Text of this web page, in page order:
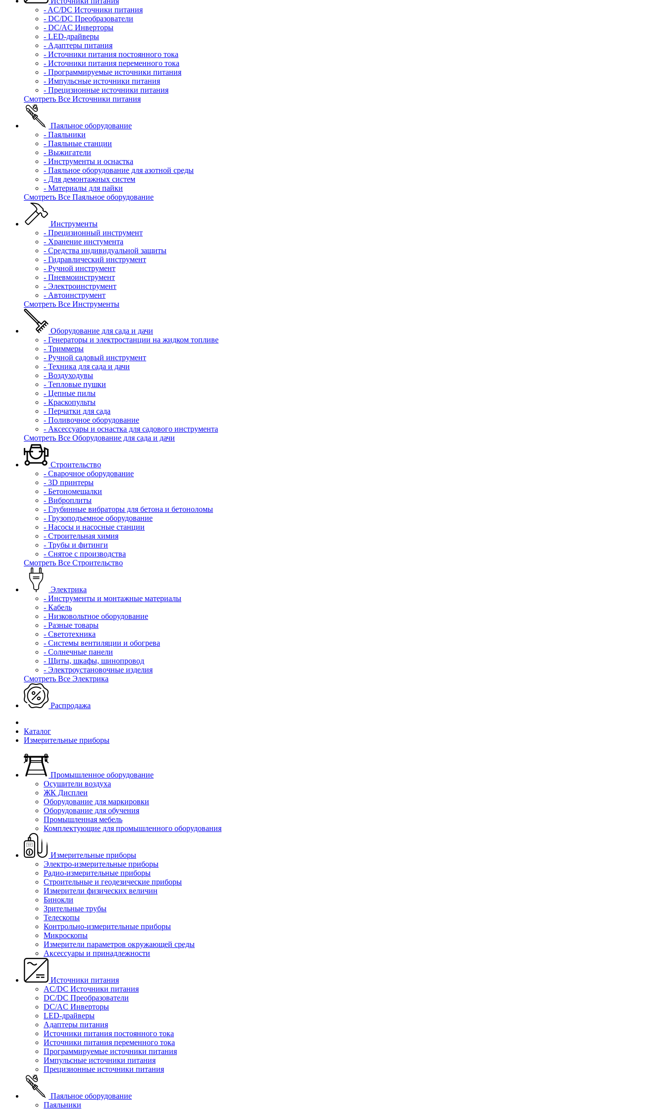
- AC/DC Источники питания
- DC/DC Преобразователи
- DC/AC Инверторы
- LED-драйверы
- Адаптеры питания
- Источники питания постоянного тока
- Источники питания переменного тока
- Программируемые источники питания
- Импульсные источники питания
- Прецизионные источники питания
Смотреть Все Источники питания
Паяльное оборудование
- Паяльники
- Паяльные станции
- Выжигатели
- Инструменты и оснастка
- Паяльное оборудование для азотной среды
- Для демонтажных систем
- Материалы для пайки
Смотреть Все Паяльное оборудование
Инструменты
- Прецизионный инструмент
- Хранение инстумента
- Средства индивидуальной защиты
- Гидравлический инструмент
- Ручной инструмент
- Пневмоинструмент
- Электроинструмент
- Автоинструмент
Смотреть Все Инструменты
Оборудование для сада и дачи
- Генераторы и электростанции на жидком топливе
- Триммеры
- Ручной садовый инструмент
- Техника для сада и дачи
- Воздуходувы
- Тепловые пушки
- Цепные пилы
- Краскопульты
- Перчатки для сада
- Поливочное оборудование
- Аксессуары и оснастка для садового инструмента
Смотреть Все Оборудование для сада и дачи
Строительство
- Сварочное оборудование
- 3D принтеры
- Бетономешалки
- Виброплиты
- Глубинные вибраторы для бетона и бетоноломы
- Грузоподъемное оборудование
- Насосы и насосные станции
- Строительная химия
- Трубы и фитинги
- Снятое с производства
Смотреть Все Строительство
Электрика
- Инструменты и монтажные материалы
- Кабель
- Низковольтное оборудование
- Разные товары
- Светотехника
- Системы вентиляции и обогрева
- Солнечные панели
- Щиты, шкафы, шинопровод
- Электроустановочные изделия
Смотреть Все Электрика
Распродажа
Каталог
Измерительные приборы
Промышленное оборудование
Осушители воздуха
ЖК Дисплеи
Оборудование для маркировки
Оборудование для обучения
Промышленная мебель
Комплектующие для промышленного оборудования
Измерительные приборы
Электро-измерительные приборы
Радио-измерительные приборы
Строительные и геодезические приборы
Измерители физических величин
Бинокли
Зрительные трубы
Телескопы
Контрольно-измерительные приборы
Микроскопы
Измерители параметров окружающей среды
Аксессуары и принадлежности
Источники питания
AC/DC Источники питания
DC/DC Преобразователи
DC/AC Инверторы
LED-драйверы
Адаптеры питания
Источники питания постоянного тока
Источники питания переменного тока
Программируемые источники питания
Импульсные источники питания
Прецизионные источники питания
Паяльное оборудование
Паяльники